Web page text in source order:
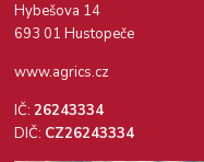
Hybešova 14
693 01 Hustopeče
www.agrics.cz
IČ:26243334
DIČ: CZ26243334